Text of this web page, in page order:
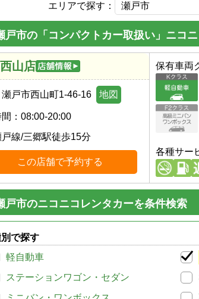
エリアで探す：
戸市の「コンパクトカー取扱い」ニコ
山店
瀬戸市西山町1-46-16 地図
： 08:00-20:00
線/三郷駅徒歩15分
この店舗で予約する
保有車両
各種サー
戸市のニコニコレンタカーを条件検索
で探す
軽自動車
ステーションワゴン・セダン